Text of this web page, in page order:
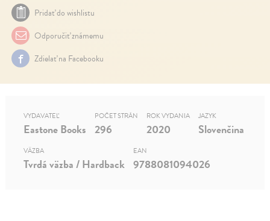
Pridať do wishlistu
Odporučiť známemu
Zdielať na Facebooku
VYDAVATEĽ
Eastone Books
POČET STRÁN
296
ROK VYDANIA
2020
JAZYK
Slovenčina
VÄZBA
Tvrdá väzba / Hardback
EAN
9788081094026